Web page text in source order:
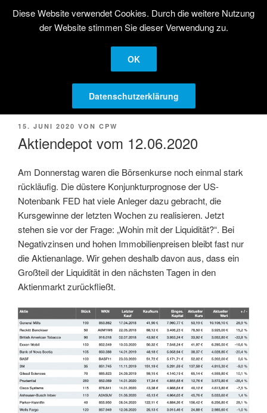
InhaltSTRATEGISCHE
AKTIENANLAGE
Langfristige Kapitalanlage in Aktien
Menü
VERÖFFENTLICHT
15. JUNI 2020 VON CPW
Aktiendepot vom 12.06.2020
Am Donnerstag waren die Börsenkurse noch einmal stark
rückläufig. Die düstere Konjunkturprognose der US-
Notenbank FED hat viele Anleger dazu gebracht, die
Kursgewinne der letzten Wochen zu realisieren. Jetzt
stehen sie vor der Frage: „Wohin mit der Liquidität?“. Bei
Negativzinsen und hohen Immobilienpreisen bleibt fast nur
die Aktienanlage. Wir gehen deshalb davon aus, dass ein
Großteil der Liquidität in den nächsten Tagen in den
Aktienmarkt zurückfließt.
Diese Website verwendet Cookies. Durch die weitere Nutzung
der Website stimmen Sie dieser Verwendung zu.
OK
Datenschutzerklärung